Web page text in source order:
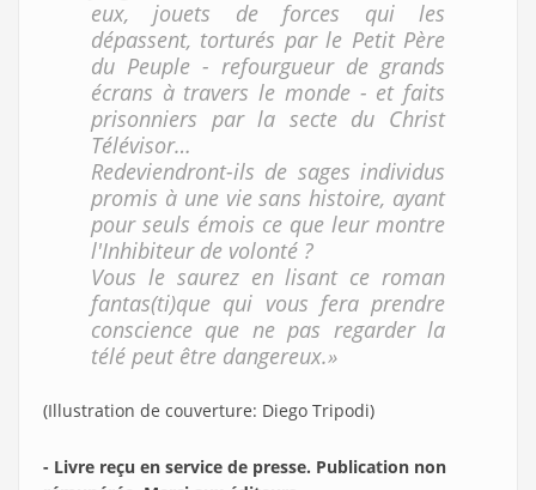
eux, jouets de forces qui les
dépassent, torturés par le Petit Père
du Peuple - refourgueur de grands
écrans à travers le monde - et faits
prisonniers par la secte du Christ
Télévisor…
Redeviendront-ils de sages individus
promis à une vie sans histoire, ayant
pour seuls émois ce que leur montre
l'Inhibiteur de volonté ?
Vous le saurez en lisant ce roman
fantas(ti)que qui vous fera prendre
conscience que ne pas regarder la
télé peut être dangereux.»
(Illustration de couverture: Diego Tripodi)
- Livre reçu en service de presse. Publication non